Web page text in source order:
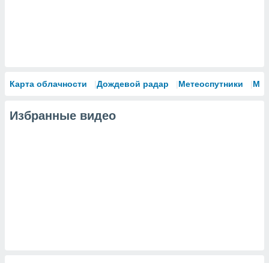
Карта облачности Дождевой радар Метеоспутники
Избранные видео